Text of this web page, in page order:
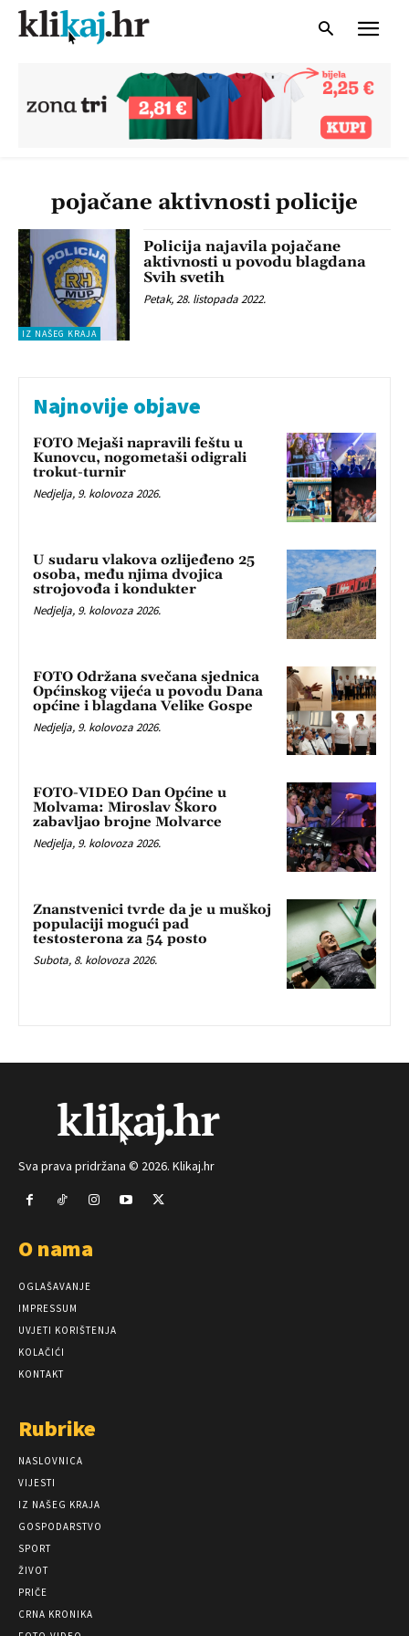
pojačane aktivnosti policije
IZ NAŠEG KRAJA
Policija najavila pojačane
aktivnosti u povodu blagdana
Svih svetih
Petak, 28. listopada 2022.
Najnovije objave
FOTO Mejaši napravili feštu u
Kunovcu, nogometaši odigrali
trokut-turnir
Nedjelja, 9. kolovoza 2026.
U sudaru vlakova ozlijeđeno 25
osoba, među njima dvojica
strojovođa i kondukter
Nedjelja, 9. kolovoza 2026.
FOTO Održana svečana sjednica
Općinskog vijeća u povodu Dana
općine i blagdana Velike Gospe
Nedjelja, 9. kolovoza 2026.
FOTO-VIDEO Dan Općine u
Molvama: Miroslav Škoro
zabavljao brojne Molvarce
Nedjelja, 9. kolovoza 2026.
Znanstvenici tvrde da je u muškoj
populaciji mogući pad
testosterona za 54 posto
Subota, 8. kolovoza 2026.
Sva prava pridržana © 2026. Klikaj.hr
O nama
OGLAŠAVANJE
IMPRESSUM
UVJETI KORIŠTENJA
KOLAČIĆI
KONTAKT
Rubrike
NASLOVNICA
VIJESTI
IZ NAŠEG KRAJA
GOSPODARSTVO
SPORT
ŽIVOT
PRIČE
CRNA KRONIKA